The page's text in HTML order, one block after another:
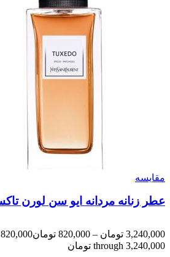
مقایسه
عطر زنانه مردانه ایو سن لورن
3,240,000 تومان –
820,000 تومان
through 3,240,000 تومان